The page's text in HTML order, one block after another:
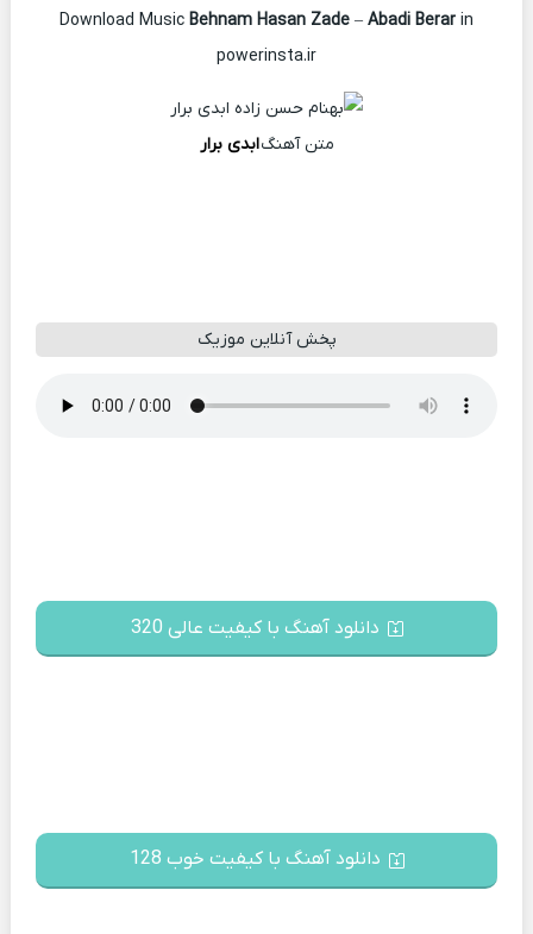
Behnam Hasan Zade– Abadi Berar in
powerinsta.ir
متن آهنگابدی برار
پخش آنلاین موزیک
دانلود آهنگ با کیفیت عالی 320
دانلود آهنگ با کیفیت خوب 128